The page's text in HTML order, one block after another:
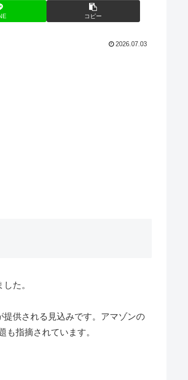
コピー
2026.07.03
た。
供される見込みです。アマゾンの
指摘されています。